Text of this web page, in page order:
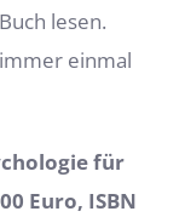
lesen.
einmal
für
Euro, ISBN